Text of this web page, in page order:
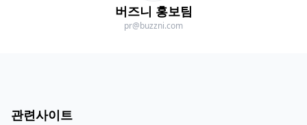
버즈니 홍보팀
pr@buzzni.com
관련사이트